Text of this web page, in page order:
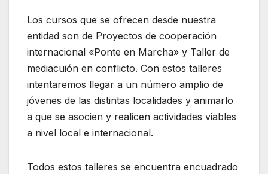
Los cursos que se ofrecen desde nuestra
entidad son de Proyectos de cooperación
internacional «Ponte en Marcha» y Taller de
mediacuión en conflicto. Con estos talleres
intentaremos llegar a un número amplio de
jóvenes de las distintas localidades y animarlo
a que se asocien y realicen actividades viables
a nivel local e internacional.
Todos estos talleres se encuentra encuadrado